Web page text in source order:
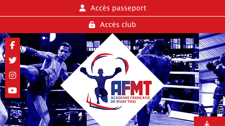
Accès passeport
Accès club